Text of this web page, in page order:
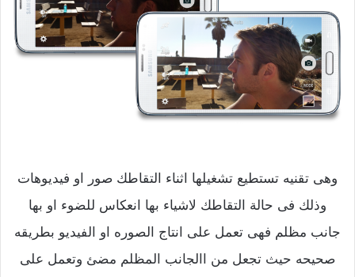
وهى تقنيه تستطيع تشغيلها اثناء التقاطك صور او فيديوهات
وذلك فى حالة التقاطك لاشياء بها انعكاس للضوء او بها
جانب مظلم فهى تعمل على انتاج الصوره او الفيديو بطريقه
صحيحه حيث تجعل من االجانب المظلم مضئ وتعمل على